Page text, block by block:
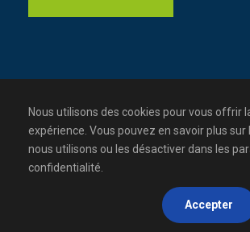
Formation
Nous utilisons des cookies pour vous offrir
expérience. Vous pouvez en savoir plus sur
nous utilisons ou les désactiver dans les
confidentialité.
Accepter